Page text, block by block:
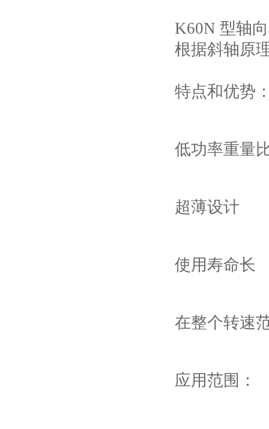
K60N 型轴
根据斜轴原
特点和优势
低功率重量
超薄设计
使用寿命长
在整个转速
应用范围：